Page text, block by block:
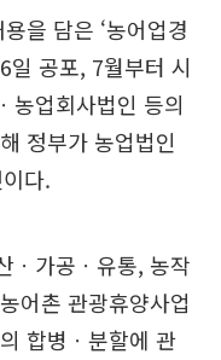
을 담은 ‘농어업경
일 공포, 7월부터 시
농업회사법인 등의
정부가 농업법인
다.
ㆍ가공ㆍ유통, 농작
어촌 관광휴양사업
합병ㆍ분할에 관